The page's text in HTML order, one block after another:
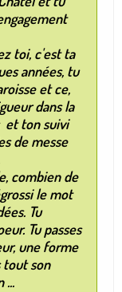
toi, c'est ta
années, tu
et ce,
dans la
et ton suivi
de messe
combien de
le mot
Tu
Tu passes
une forme
tout son
...